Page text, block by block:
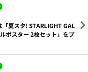
「夏スタ! STARLIGHT GAL
ポスター 2枚セット」をプ